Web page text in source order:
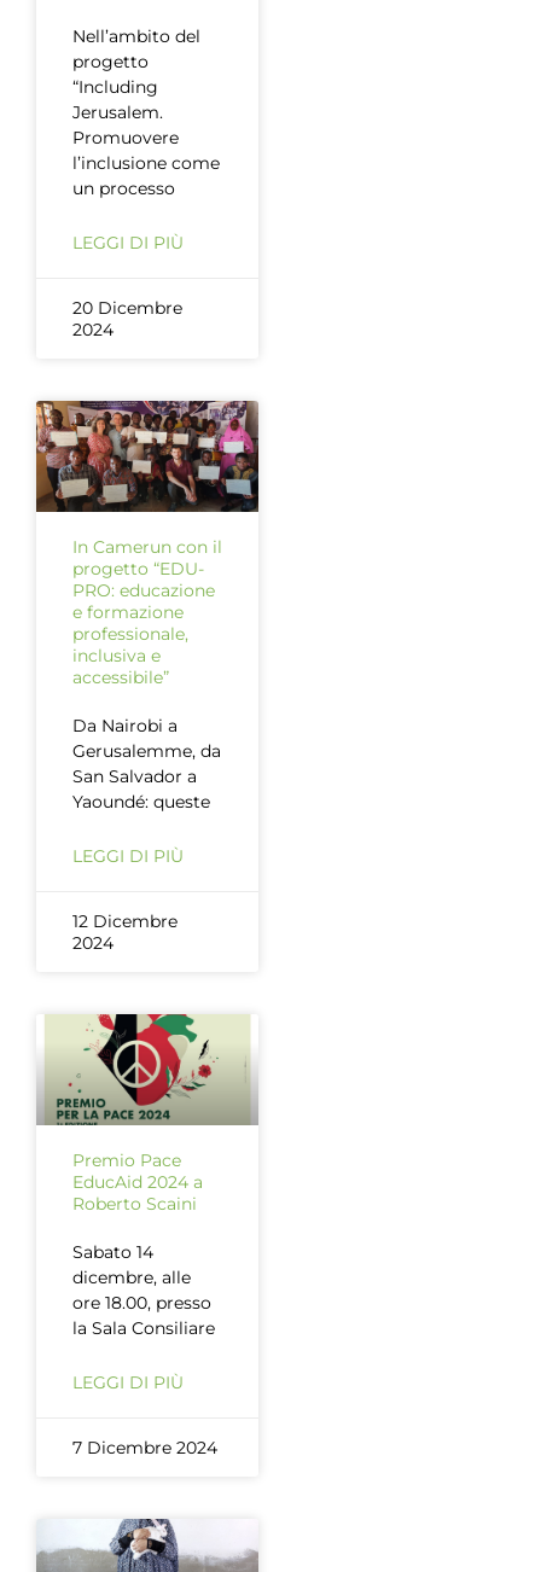
Nell’ambito del
progetto
“Including
Jerusalem.
Promuovere
l’inclusione come
un processo
LEGGI DI PIÙ
20 Dicembre
2024
In Camerun con il
progetto “EDU-
PRO: educazione
e formazione
professionale,
inclusiva e
accessibile”
Da Nairobi a
Gerusalemme, da
San Salvador a
Yaoundé: queste
LEGGI DI PIÙ
12 Dicembre
2024
Premio Pace
EducAid 2024 a
Roberto Scaini
Sabato 14
dicembre, alle
ore 18.00, presso
la Sala Consiliare
LEGGI DI PIÙ
7 Dicembre 2024